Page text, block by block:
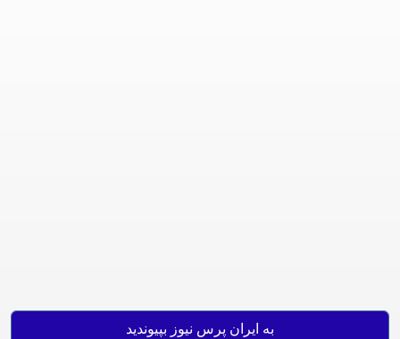
به ایران پرس نیوز بپیوندید